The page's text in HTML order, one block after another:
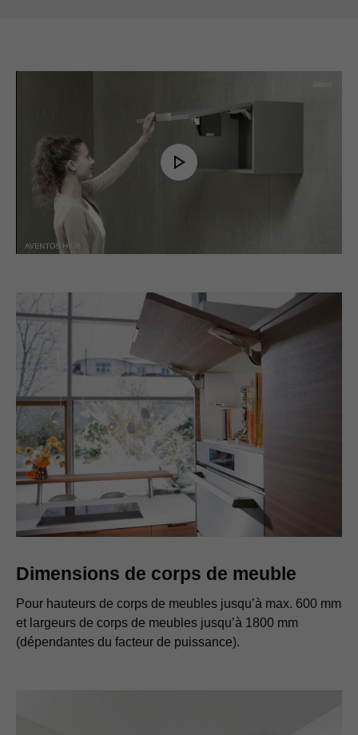
Play
Dimensions de corps de meuble
Pour hauteurs de corps de meubles jusqu’à max. 600 mm
et largeurs de corps de meubles jusqu’à 1800 mm
(dépendantes du facteur de puissance).